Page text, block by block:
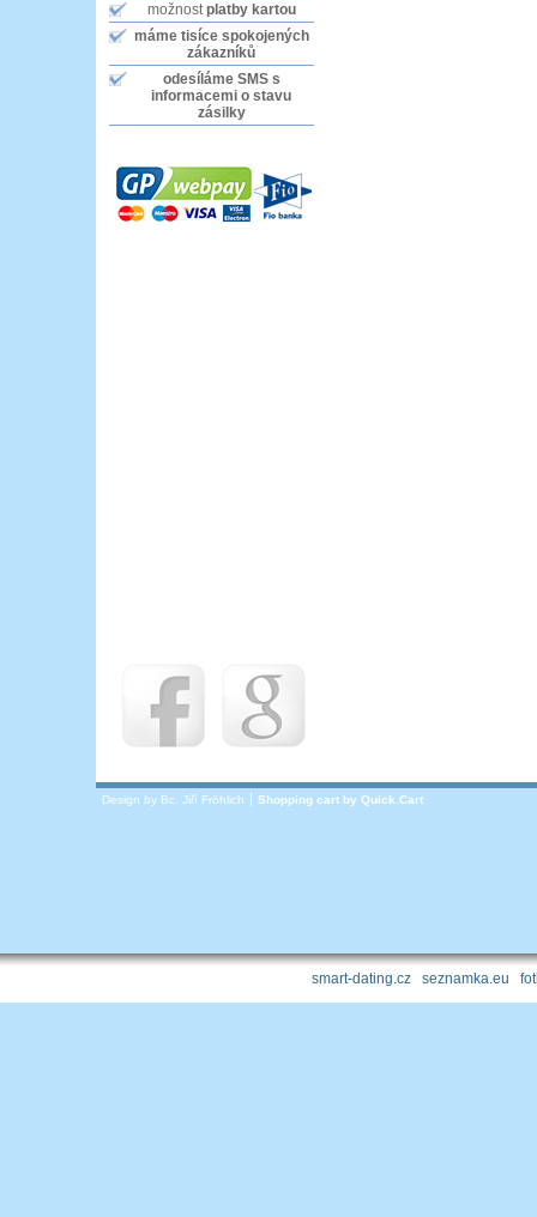
možnostplatby kartou
máme tisíce spokojených
zákazníků
odesíláme SMSs
informacemi o stavu
zásilky
Design by Bc. Jiří Fröhlich Shopping cart by Quick.Cart
smart-dating.cz seznamka.eu